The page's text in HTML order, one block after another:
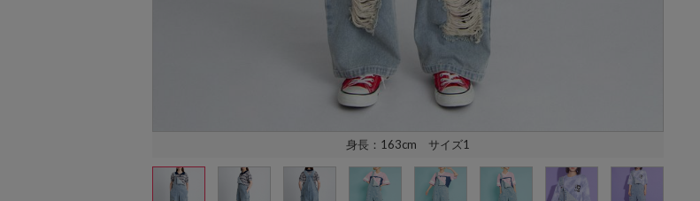
身長：163cm サイズ1